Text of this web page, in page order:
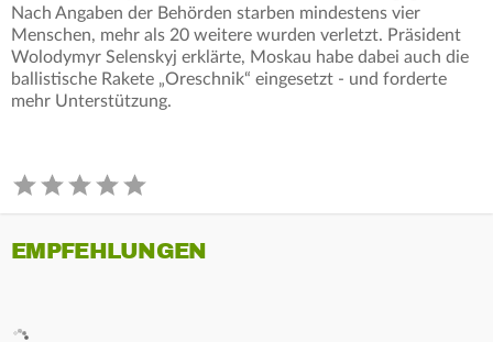
Nach Angaben der Behörden starben mindestens vier
Menschen, mehr als 20 weitere wurden verletzt. Präsident
Wolodymyr Selenskyj erklärte, Moskau habe dabei auch die
ballistische Rakete „Oreschnik“ eingesetzt - und forderte
mehr Unterstützung.
EMPFEHLUNGEN